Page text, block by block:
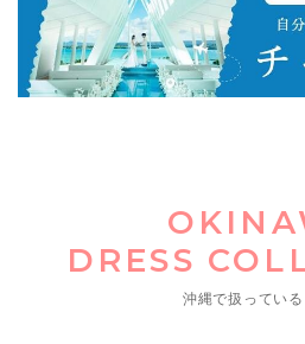
DRESS
沖縄で扱ってい